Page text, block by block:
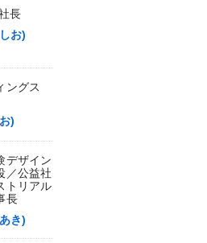
長
お)
ングス
)
デザイン
公益社
トリアル
長
き)